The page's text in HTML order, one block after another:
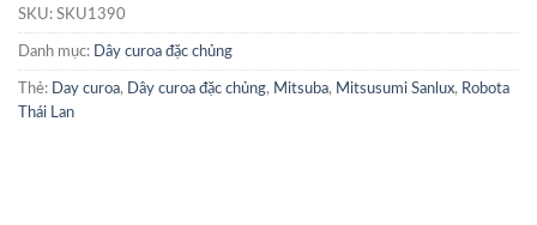
SKU: SKU1390
Danh mục: Dây curoa đặc chủng
Thẻ: Day curoa, Dây curoa đặc chủng, Mitsuba, Mitsusumi Sanlux, Robota
Thái Lan